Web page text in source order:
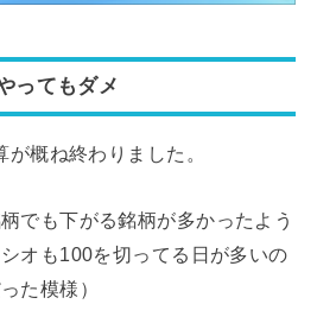
ってもダメ
概ね終わりました。
でも下がる銘柄が多かったよう
オも100を切ってる日が多いの
た模様）